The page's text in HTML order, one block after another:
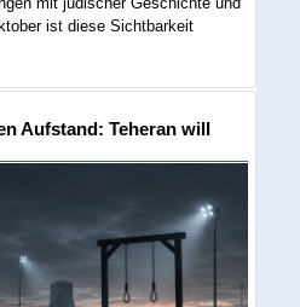
ist diese Sichtbarkeit
Aufstand: Teheran will